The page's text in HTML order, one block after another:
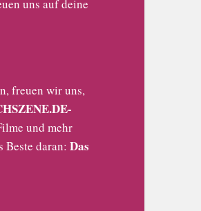
uns auf deine
freuen wir uns,
und mehr
Beste daran: Das